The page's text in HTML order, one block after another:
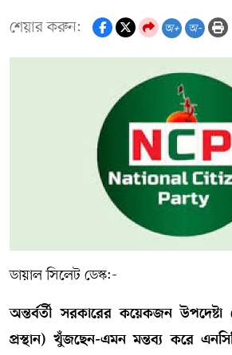
শেয়ার করুন: অ+ অ-
ডায়াল সিলেট ডেস্ক:-
অন্তর্বর্তী সরকারের কয়েকজন
প্রস্থান) খুঁজছেন-এমন মন্তব্য করে
DIAL SYLHET